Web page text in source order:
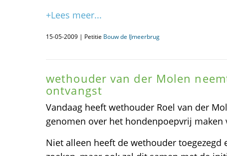
+Lees meer...
15-05-2009 | Petitie Bouw de IJmeerbrug
wethouder van der Molen
ontvangst
Vandaag heeft wethouder Roel van der
genomen over het hondenpoepvrij
Niet alleen heeft de wethouder toegezegd